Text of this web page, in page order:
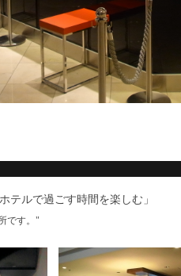
テルで過ごす時間を楽しむ」
です。"